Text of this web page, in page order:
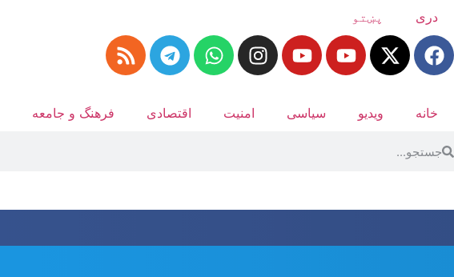
دری پښتو
خانه ویدیو سیاسی امنیت اقتصادی فرهنگ و جامعه